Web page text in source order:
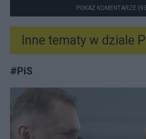
POKAŻ KOMENTARZE
Inne tematy w dziale
#PiS